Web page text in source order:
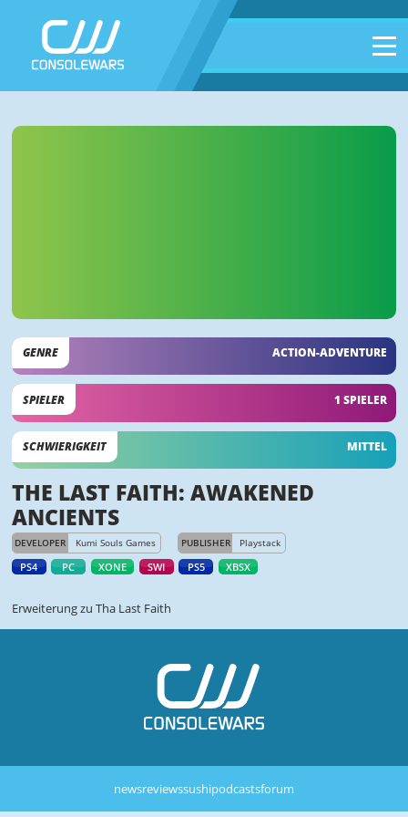
GENRE ACTION-ADVENTURE
SPIELER 1 SPIELER
SCHWIERIGKEIT MITTEL
THE LAST FAITH: AWAKENED
ANCIENTS
DEVELOPER Kumi Souls Games PUBLISHER Playstack
PS4 PC XONE SWI PS5 XBSX
Erweiterung zu Tha Last Faith
newsreviewssushipodcastsforum